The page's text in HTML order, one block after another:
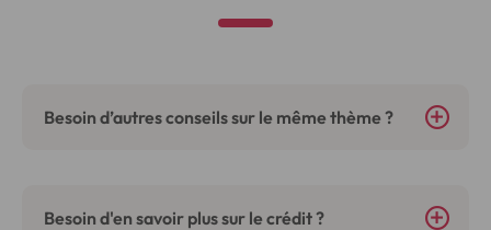
Besoin d’autres conseils sur le même thème ?
Besoin d'en savoir plus sur le crédit ?